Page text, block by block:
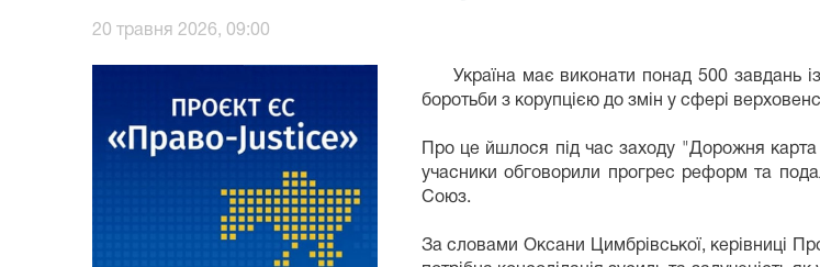
20 травня 2026, 09:00
Україна має виконати понад 500 завдань
боротьби з корупцією до змін у сфері
Про це йшлося під час заходу "Дорожня
учасники обговорили прогрес реформ та
Союз.
За словами Оксани Цимбрівської, керівниці